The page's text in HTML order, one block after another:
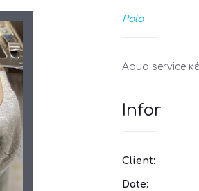
Polo
Aqua service
Infor
Client:
Date: